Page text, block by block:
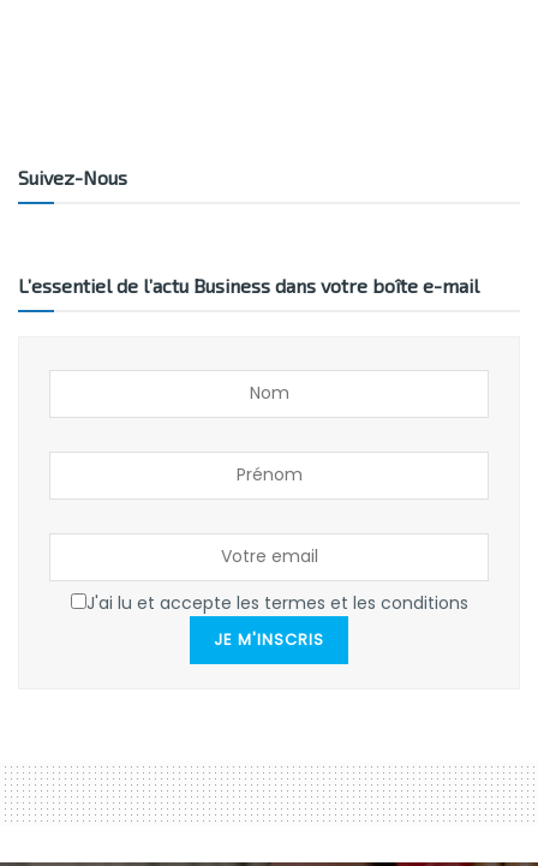
Suivez-Nous
L’essentiel de l’actu Business dans votre boîte e-mail
J'ai lu et accepte les termes et les conditions
JE M'INSCRIS